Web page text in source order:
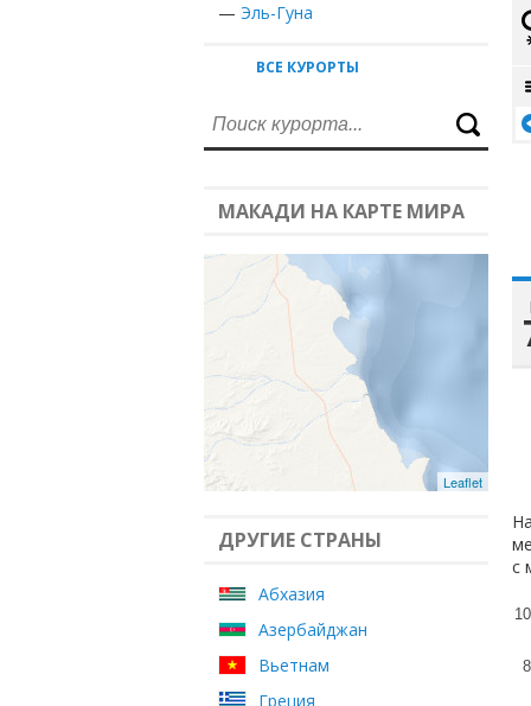
— Эль-Гуна
ВСЕ КУРОРТЫ
МАКАДИ НА КАРТЕ МИРА
Leaflet
ДРУГИЕ СТРАНЫ
Абхазия
Азербайджан
Вьетнам
Греция
с